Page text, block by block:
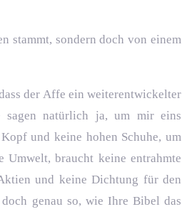
stammt, sondern doch von einem
der Affe ein weiterentwickelter
sagen natürlich ja, um mir eins
und keine hohen Schuhe, um
braucht keine entrahmte
und keine Dichtung für den
genau so, wie Ihre Bibel das